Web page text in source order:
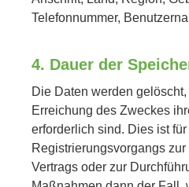
Telefonnummer,
4. Dauer der
Die Daten werden
Erreichung des Zweckes
erforderlich sind. Dies ist
Registrierungsvorgangs
Vertrags oder zur